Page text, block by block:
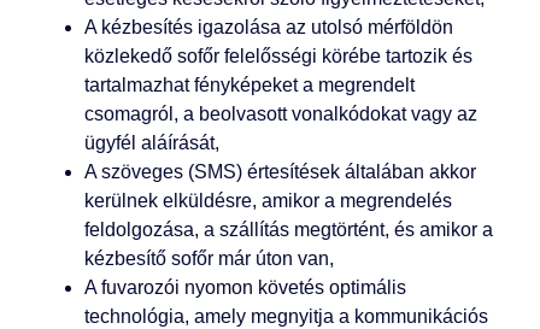
A kézbesítés igazolása az utolsó mérföldön
közlekedő sofőr felelősségi körébe tartozik és
tartalmazhat fényképeket a megrendelt
csomagról, a beolvasott vonalkódokat vagy az
ügyfél aláírását,
A szöveges (SMS) értesítések általában akkor
kerülnek elküldésre, amikor a megrendelés
feldolgozása, a szállítás megtörtént, és amikor a
kézbesítő sofőr már úton van,
A fuvarozói nyomon követés optimális
technológia, amely megnyitja a kommunikációs